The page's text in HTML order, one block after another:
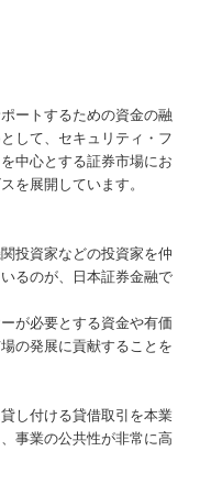
ートするための資金の融
して、セキュリティ・フ
中心とする証券市場にお
を展開しています。
投資家などの投資家を仲
るのが、日本証券金融で
が必要とする資金や有価
の発展に貢献することを
し付ける貸借取引を本業
事業の公共性が非常に高